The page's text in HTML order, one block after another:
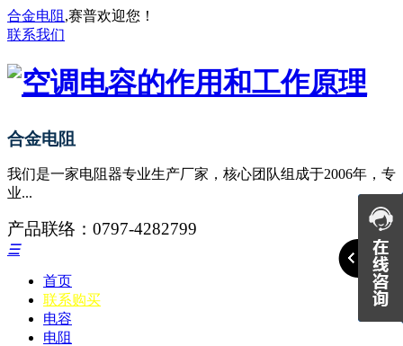
合金电阻 ,赛普欢迎您！
联系我们
合金电阻
我们是一家电阻器专业生产厂家，核心团队组成于2006年，专
业...
产品联络：0797-4282799
☰
首页
联系购买
电容
电阻